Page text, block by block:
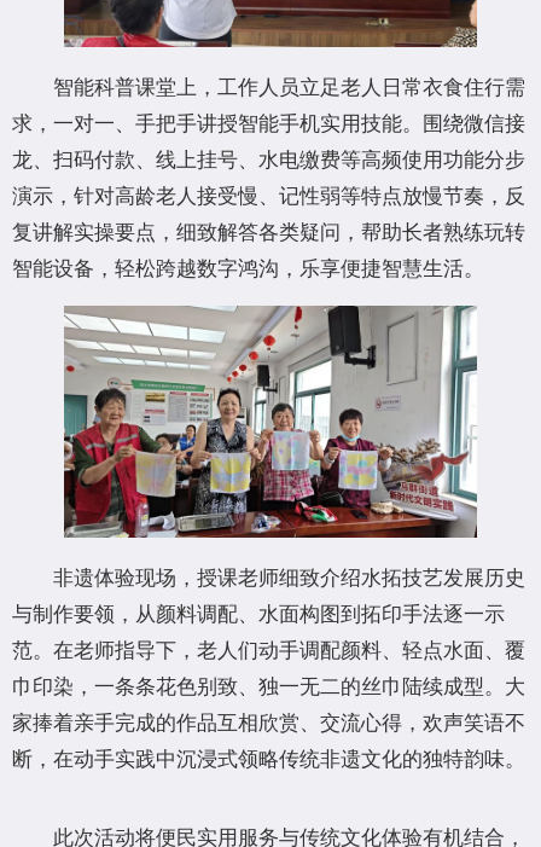
智能科普课堂上，工作人员立足老人日常衣食住行需
求，一对一、手把手讲授智能手机实用技能。围绕微信接
龙、扫码付款、线上挂号、水电缴费等高频使用功能分步
演示，针对高龄老人接受慢、记性弱等特点放慢节奏，反
复讲解实操要点，细致解答各类疑问，帮助长者熟练玩转
智能设备，轻松跨越数字鸿沟，乐享便捷智慧生活。
非遗体验现场，授课老师细致介绍水拓技艺发展历史
与制作要领，从颜料调配、水面构图到拓印手法逐一示
范。在老师指导下，老人们动手调配颜料、轻点水面、覆
巾印染，一条条花色别致、独一无二的丝巾陆续成型。大
家捧着亲手完成的作品互相欣赏、交流心得，欢声笑语不
断，在动手实践中沉浸式领略传统非遗文化的独特韵味。
此次活动将便民实用服务与传统文化体验有机结合，